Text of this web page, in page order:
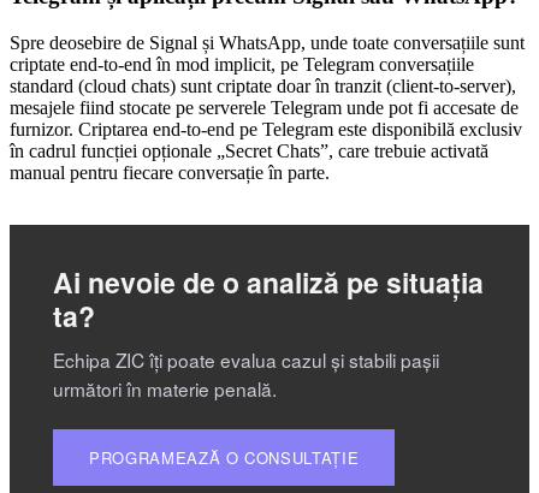
Spre deosebire de Signal și WhatsApp, unde toate conversațiile sunt
criptate end-to-end în mod implicit, pe Telegram conversațiile
standard (cloud chats) sunt criptate doar în tranzit (client-to-server),
mesajele fiind stocate pe serverele Telegram unde pot fi accesate de
furnizor. Criptarea end-to-end pe Telegram este disponibilă exclusiv
în cadrul funcției opționale „Secret Chats”, care trebuie activată
manual pentru fiecare conversație în parte.
Ai nevoie de o analiză pe situația
ta?
Echipa ZIC îți poate evalua cazul și stabili pașii
următori în materie penală.
PROGRAMEAZĂ O CONSULTAȚIE